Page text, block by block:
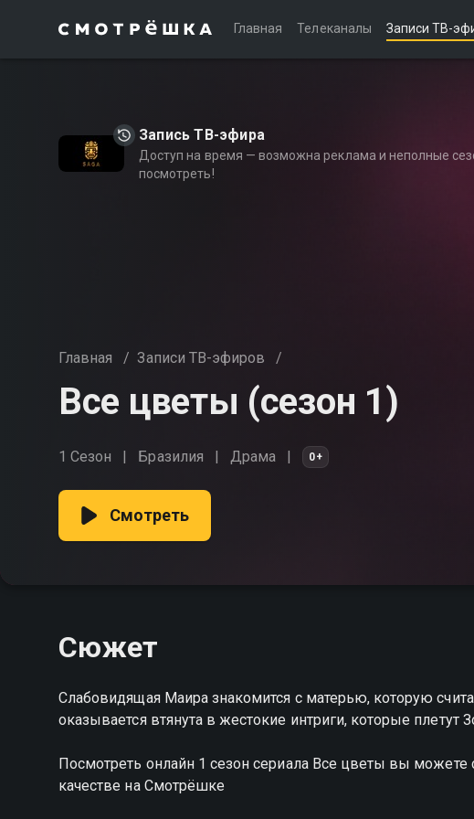
Главная Телеканалы Записи ТВ-
Запись ТВ-эфира
Доступ на время — возможна реклама и неполные
посмотреть!
Главная / Записи ТВ-эфиров /
Все цветы (сезон 1)
1 Сезон Бразилия Драма 0+
Смотреть
Сюжет
Слабовидящая Маира знакомится с матерью, которую
оказывается втянута в жестокие интриги, которые плетут
Посмотреть онлайн 1 сезон сериала Все цветы вы
качестве на Смотрёшке